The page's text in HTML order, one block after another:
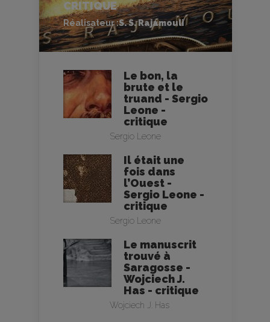
CRITIQUE
Réalisateur :S. S. Rajamouli
Le bon, la
brute et le
truand - Sergio
Leone -
critique
Sergio Leone
Il était une
fois dans
l’Ouest -
Sergio Leone -
critique
Sergio Leone
Le manuscrit
trouvé à
Saragosse -
Wojciech J.
Has - critique
Wojciech J. Has